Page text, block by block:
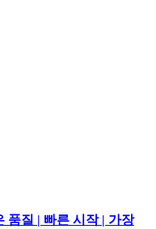
품질 | 빠른 시작 | 가장